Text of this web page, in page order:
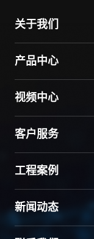
关于我们
产品中心
视频中心
客户服务
工程案例
新闻动态